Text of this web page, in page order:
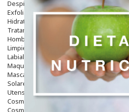
Despigmentantes
Exfoliantes
Hidratantes
Tratamientos De Noche
Hombre
Limpieza
Labiales
Maquillajes Y Color
Mascarillas
Solares
Utensilios
Cosmética Capilar
Cosmética Corporal